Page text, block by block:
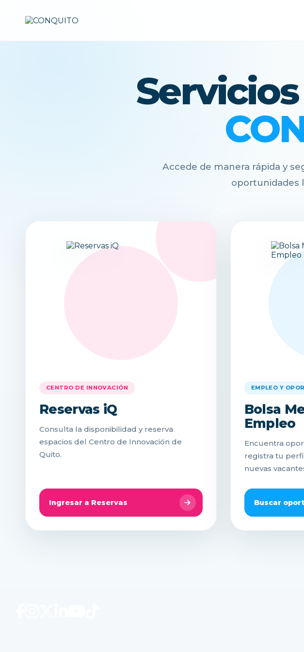
Accede de manera rápida y
oportunidades
CENTRO DE INNOVACIÓN
Reservas iQ
Consulta la disponibilidad y reserva
espacios del Centro de Innovación de
Quito.
Ingresar a Reservas
EMPLEO Y
Bolsa
Empleo
Encuentra
registra tu
nuevas
Buscar